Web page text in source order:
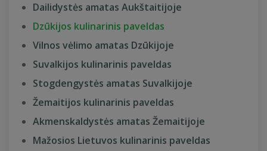
Dailidystės amatas Aukštaitijoje
Dzūkijos kulinarinis paveldas
Vilnos vėlimo amatas Dzūkijoje
Suvalkijos kulinarinis paveldas
Stogdengystės amatas Suvalkijoje
Žemaitijos kulinarinis paveldas
Akmenskaldystės amatas Žemaitijoje
Mažosios Lietuvos kulinarinis paveldas